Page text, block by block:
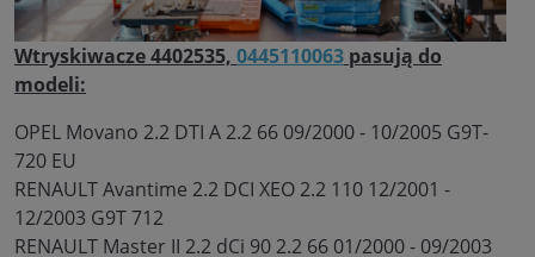
Wtryskiwacze 4402535, 0445110063 pasują do
modeli:
OPEL Movano 2.2 DTI A 2.2 66 09/2000 - 10/2005 G9T-
720 EU
RENAULT Avantime 2.2 DCI XEO 2.2 110 12/2001 -
12/2003 G9T 712
RENAULT Master II 2.2 dCi 90 2.2 66 01/2000 - 09/2003